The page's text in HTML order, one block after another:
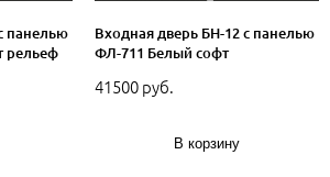
панелью
рельеф
Входная дверь БН-12 с панелью
ФЛ-711 Белый софт
41500 руб.
В корзину